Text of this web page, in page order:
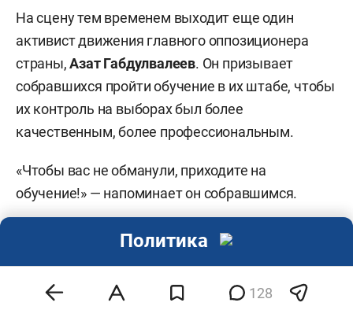
На сцену тем временем выходит еще один
активист движения главного оппозиционера
страны,Азат Габдулвалеев. Он призывает
собравшихся пройти обучение в их штабе, чтобы
их контроль на выборах был более
качественным, более профессиональным.
«Чтобы вас не обманули, приходите на
обучение!» — напоминает он собравшимся.
В достаточно большой, кстати, толпе — не
веселыми криками подбадривают 128
Политика